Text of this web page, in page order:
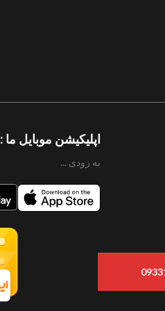
اپلیکیشن موبایل ما :
به زودی ...